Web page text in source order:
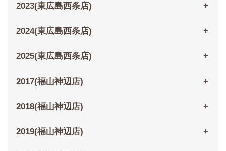
2023(東広島西条店)
2024(東広島西条店)
2025(東広島西条店)
2017(福山神辺店)
2018(福山神辺店)
2019(福山神辺店)